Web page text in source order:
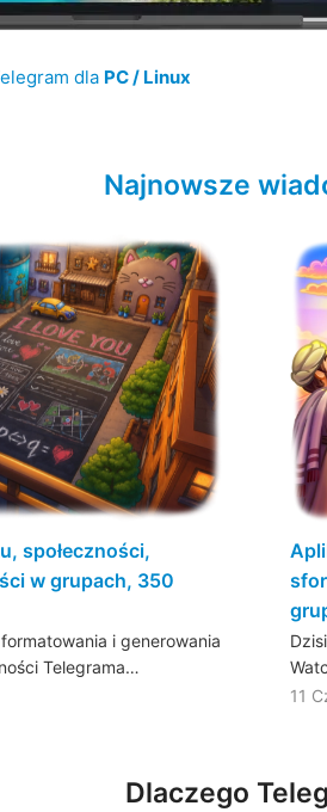
dla PC / Linux
Najnowsze
społeczności,
w grupach, 350
i generowania
Telegrama…
11
Dlaczego